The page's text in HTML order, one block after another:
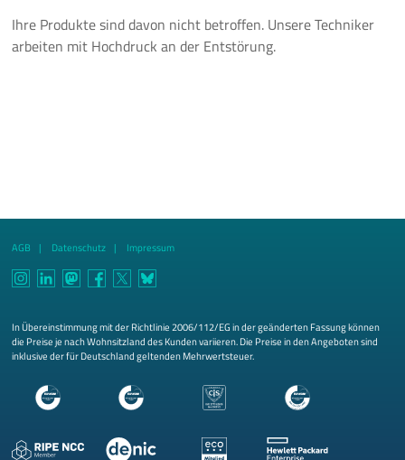
Ihre Produkte sind davon nicht betroffen. Unsere Techniker
arbeiten mit Hochdruck an der Entstörung.
AGB Datenschutz Impressum
In Übereinstimmung mit der Richtlinie 2006/112/EG in der geänderten Fassung können
die Preise je nach Wohnsitzland des Kunden variieren. Die Preise in den Angeboten sind
inklusive der für Deutschland geltenden Mehrwertsteuer.